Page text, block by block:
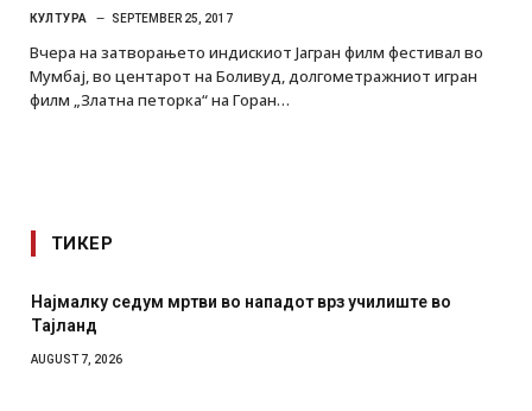
КУЛТУРА SEPTEMBER 25, 2017
Вчера на затворањето индискиот Јагран филм фестивал во
Мумбај, во центарот на Боливуд, долгометражниот игран
филм „Златна петорка“ на Горан…
ТИКЕР
Најмалку седум мртви во нападот врз училиште во
Тајланд
AUGUST 7, 2026